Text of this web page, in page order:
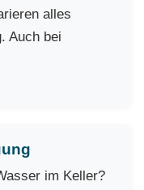
alles
Auch bei
im Keller?